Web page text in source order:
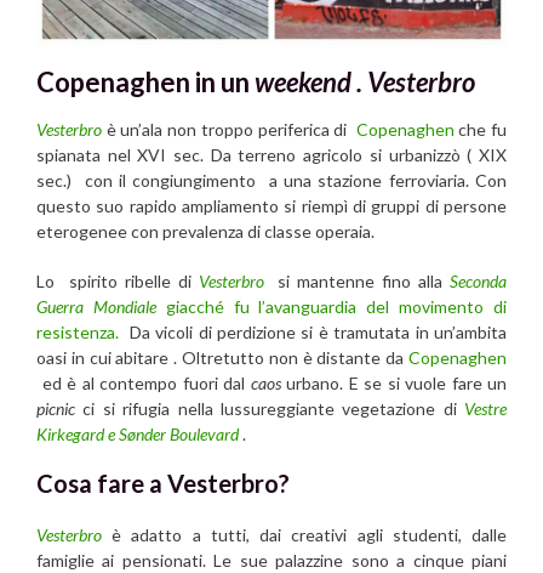
Copenaghen in un weekend . Vesterbro
Vesterbro è un’ala non troppo periferica di Copenaghen che fu
spianata nel XVI sec. Da terreno agricolo si urbanizzò ( XIX
sec.) con il congiungimento a una stazione ferroviaria. Con
questo suo rapido ampliamento si riempì di gruppi di persone
eterogenee con prevalenza di classe operaia.
Lo spirito ribelle di Vesterbro si mantenne fino allaSeconda
Guerra Mondialegiacché fu l’avanguardia del movimento di
resistenza. Da vicoli di perdizione si è tramutata in un’ambita
oasi in cui abitare . Oltretutto non è distante da Copenaghen
ed è al contempo fuori dal caosurbano. E se si vuole fare un
picnicci si rifugia nella lussureggiante vegetazione di Vestre
Kirkegard e Sønder Boulevard.
Cosa fare a Vesterbro?
Vesterbroè adatto a tutti, dai creativi agli studenti, dalle
famiglie ai pensionati. Le sue palazzine sono a cinque piani